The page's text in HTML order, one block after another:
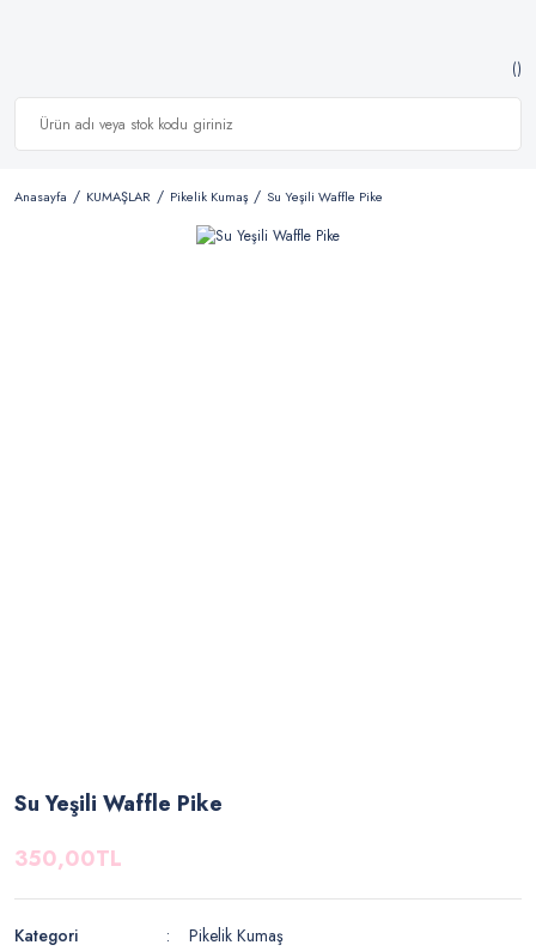
Anasayfa KUMAŞLAR Pikelik Kumaş Su Yeşili Waffle Pike
Su Yeşili Waffle Pike
350,00TL
Kategori
Pikelik Kumaş